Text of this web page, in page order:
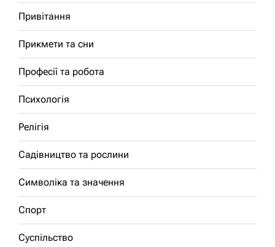
Привітання
Прикмети та сни
Професії та робота
Психологія
Релігія
Садівництво та рослини
Символіка та значення
Спорт
Суспільство